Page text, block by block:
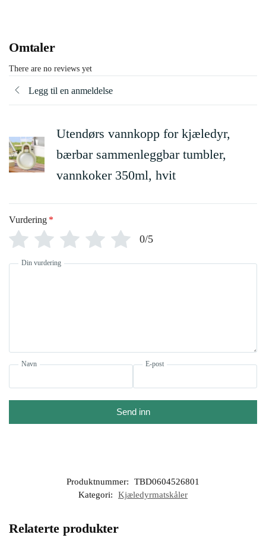
Omtaler
There are no reviews yet
Legg til en anmeldelse
Utendørs vannkopp for kjæledyr,
bærbar sammenleggbar tumbler,
vannkoker 350ml, hvit
Vurdering *
0/5
Din vurdering
Navn E-post
Send inn
Produktnummer:
TBD0604526801
Kategori:
Kjæledyrmatskåler
Relaterte produkter